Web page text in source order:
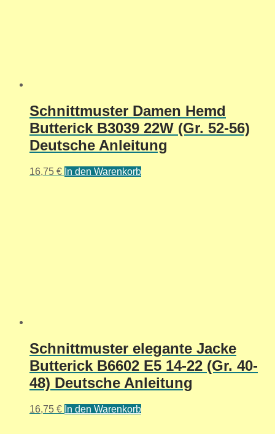
Schnittmuster Damen Hemd
Butterick B3039 22W (Gr. 52-56)
Deutsche Anleitung
16,75 € In den Warenkorb
Schnittmuster elegante Jacke
Butterick B6602 E5 14-22 (Gr. 40-
48) Deutsche Anleitung
16,75 € In den Warenkorb